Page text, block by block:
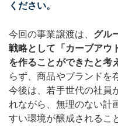
ください。
今回の事業譲渡は、 グル
戦略として「カーブアウ
を作ることができたと考
らず、商品やブランドを
今後は、若手世代の社員
れながら、無理のない計
すい環境が醸成されるこ